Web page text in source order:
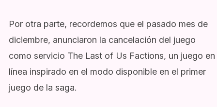
Por otra parte, recordemos que el pasado mes de
diciembre, anunciaron la cancelación del juego
como servicio The Last of Us Factions, un juego en
línea inspirado en el modo disponible en el primer
juego de la saga.